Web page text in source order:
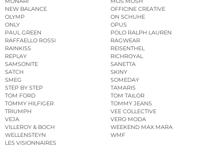
NEW BALANCE
OFFICINE CREATIVE
OLYMP
ON SCHUHE
ONLY
OPUS
PAUL GREEN
POLO RALPH LAUREN
RAFFAELLO ROSSI
RAGWEAR
RAINKISS
REISENTHEL
REPLAY
RICHROYAL
SAMSONITE
SANETTA
SATCH
SKINY
SMEG
SOMEDAY
STEP BY STEP
TAMARIS
TOM FORD
TOM TAILOR
TOMMY HILFIGER
TOMMY JEANS
TRIUMPH
VEE COLLECTIVE
VEJA
VERO MODA
VILLEROY & BOCH
WEEKEND MAX MARA
WELLENSTEYN
WMF
LES VISIONNAIRES